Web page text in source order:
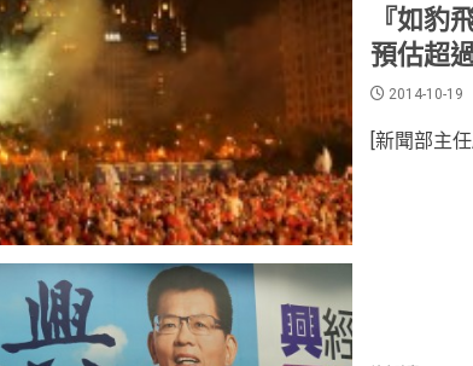
『如豹
預估超
2014-10-19
[新聞部主